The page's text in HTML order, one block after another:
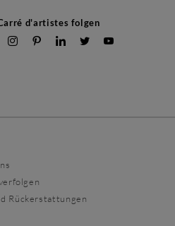
d'artistes folgen
Rückerstattungen